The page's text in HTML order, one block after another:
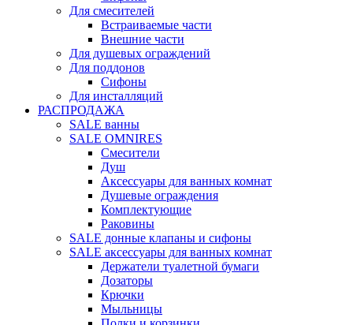
Для смесителей
Встраиваемые части
Внешние части
Для душевых ограждений
Для поддонов
Сифоны
Для инсталляций
РАСПРОДАЖА
SALE ванны
SALE OMNIRES
Смесители
Душ
Аксессуары для ванных комнат
Душевые ограждения
Комплектующие
Раковины
SALE донные клапаны и сифоны
SALE аксессуары для ванных комнат
Держатели туалетной бумаги
Дозаторы
Крючки
Мыльницы